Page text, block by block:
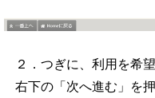
２．つぎに、利用を希
右下の「次へ進む」を押